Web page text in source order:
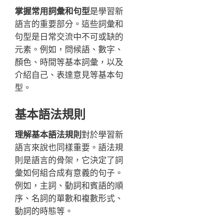
掌握常用詞彙和句型是學習新
語言的重要部分。這些詞彙和
句型是日常交流中不可或缺的
元素。例如，問候語、數字、
顏色、時間等基本詞彙，以及
介紹自己、表達意見等基本句
型。
基本語法規則
理解基本語法規則 對於學習新
語言來說也同樣重要。語法規
則是語言的骨架，它決定了詞
彙如何組合成有意義的句子。
例如，主詞、動詞和賓語的順
序、名詞的單數和複數形式、
動詞的時態等。